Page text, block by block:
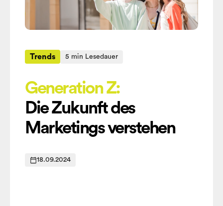
Trends 5 min Lesedauer
Generation Z:
Die Zukunft des
Marketings verstehen
18.09.2024